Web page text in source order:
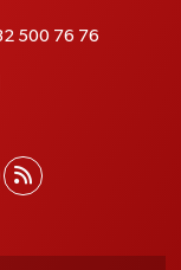
500 76 76